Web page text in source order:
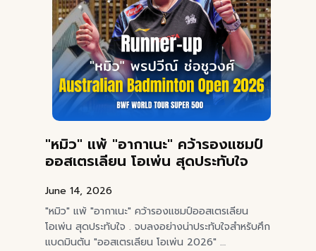
"หมิว" แพ้ "อากาเนะ" คว้ารองแชมป์
ออสเตรเลียน โอเพ่น สุดประทับใจ
June 14, 2026
"หมิว" แพ้ "อากาเนะ" คว้ารองแชมป์ออสเตรเลียน
โอเพ่น สุดประทับใจ . จบลงอย่างน่าประทับใจสำหรับศึก
แบดมินตัน "ออสเตรเลียน โอเพ่น 2026" …